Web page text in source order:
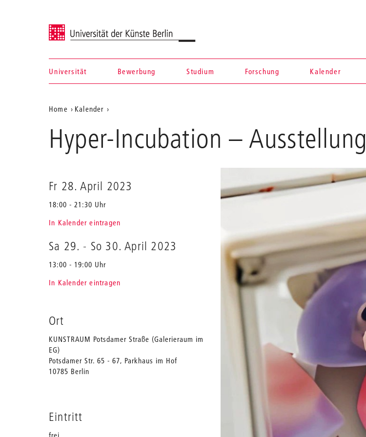
Universität der Künste Berlin
Navigation &
Suche
Universität Bewerbung Studium Forschung Kalender
Aktuelle
Position
auf
Home
Kalender
Incubation
Hyper-Incubation– Ausstellung
Fr 28. April 2023
18:00 - 21:30 Uhr
In Kalender eintragen
Sa 29. - So 30. April 2023
13:00 - 19:00 Uhr
In Kalender eintragen
Ort
KUNSTRAUM Potsdamer Straße (Galerieraum im
EG)
Potsdamer Str. 65 - 67, Parkhaus im Hof
10785 Berlin
Eintritt
frei